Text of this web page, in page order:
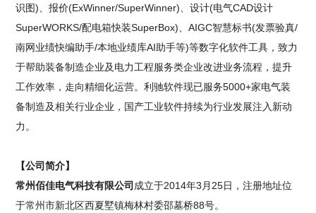
识图)、报价(ExWinner/SuperWinner)、设计(电气CAD设计
SuperWORKS/配电箱快装SuperBox)、AIGC智慧标书(发票验真/
南网业绩快编助手/本地业绩库AI助手等)等数字化软件工具，致力
于帮助装备制造企业及电力工程服务类企业改进业务流程，提升
工作效率，走向精细化运营。利驰软件现已服务5000+家电气装
备制造及相关行业企业，国产工业软件持续为行业发展注入新动
力。
【公司简介】
常州佰佳电气科技有限公司 成立于2014年3月25日，注册地址位
于常州市新北区西夏墅镇梅林村委邵墓桥88号。